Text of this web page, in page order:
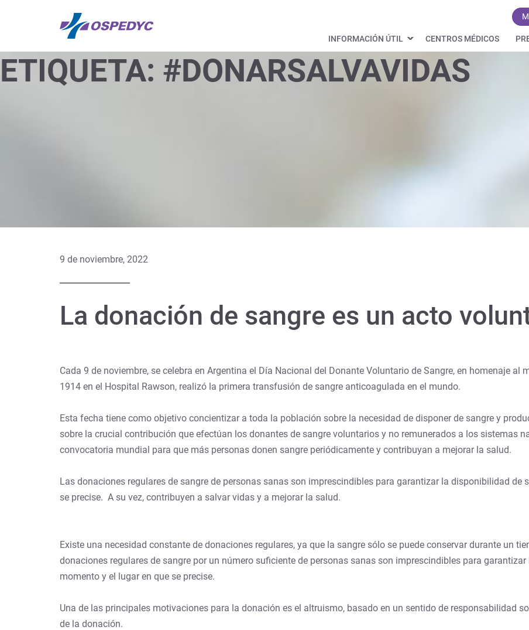
INFORMACIÓN ÚTIL CENTROS MÉDICOS
ETIQUETA: #DONARSALVAVIDAS
9 de noviembre, 2022
La donación de sangre es un acto
Cada 9 de noviembre, se celebra en Argentina el Día Nacional del Donante Voluntario de Sangre, en homenaje al
1914 en el Hospital Rawson, realizó la primera transfusión de sangre anticoagulada en el mundo.
Esta fecha tiene como objetivo concientizar a toda la población sobre la necesidad de disponer de sangre y
sobre la crucial contribución que efectúan los donantes de sangre voluntarios y no remunerados a los sistemas
convocatoria mundial para que más personas donen sangre periódicamente y contribuyan a mejorar la salud.
Las donaciones regulares de sangre de personas sanas son imprescindibles para garantizar la disponibilidad de
se precise. A su vez, contribuyen a salvar vidas y a mejorar la salud.
Existe una necesidad constante de donaciones regulares, ya que la sangre sólo se puede conservar durante un
donaciones regulares de sangre por un número suficiente de personas sanas son imprescindibles para
momento y el lugar en que se precise.
Una de las principales motivaciones para la donación es el altruismo, basado en un sentido de responsabilidad
de la donación.